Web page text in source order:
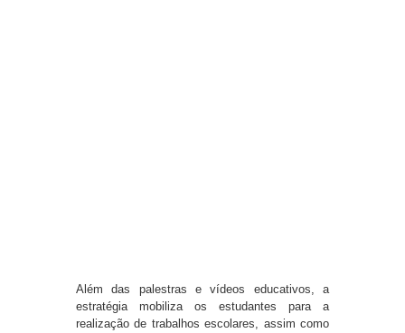
Além das palestras e vídeos educativos, a
estratégia mobiliza os estudantes para a
realização de trabalhos escolares, assim como